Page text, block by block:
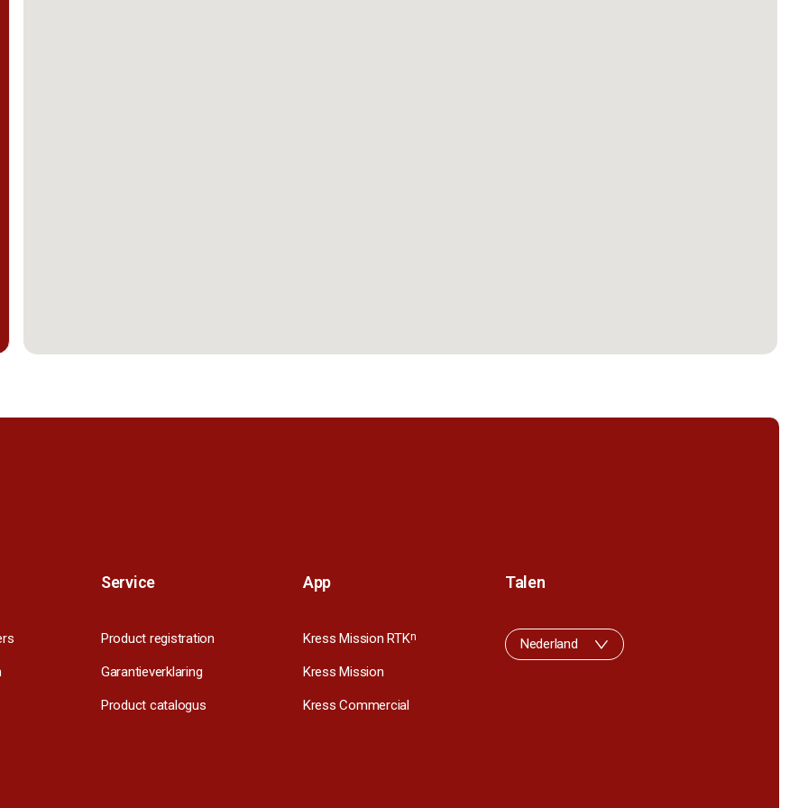
Service
Product registration
Garantieverklaring
Product catalogus
App
Kress Mission RTKn
Kress Mission
Kress Commercial
Talen
Nederland